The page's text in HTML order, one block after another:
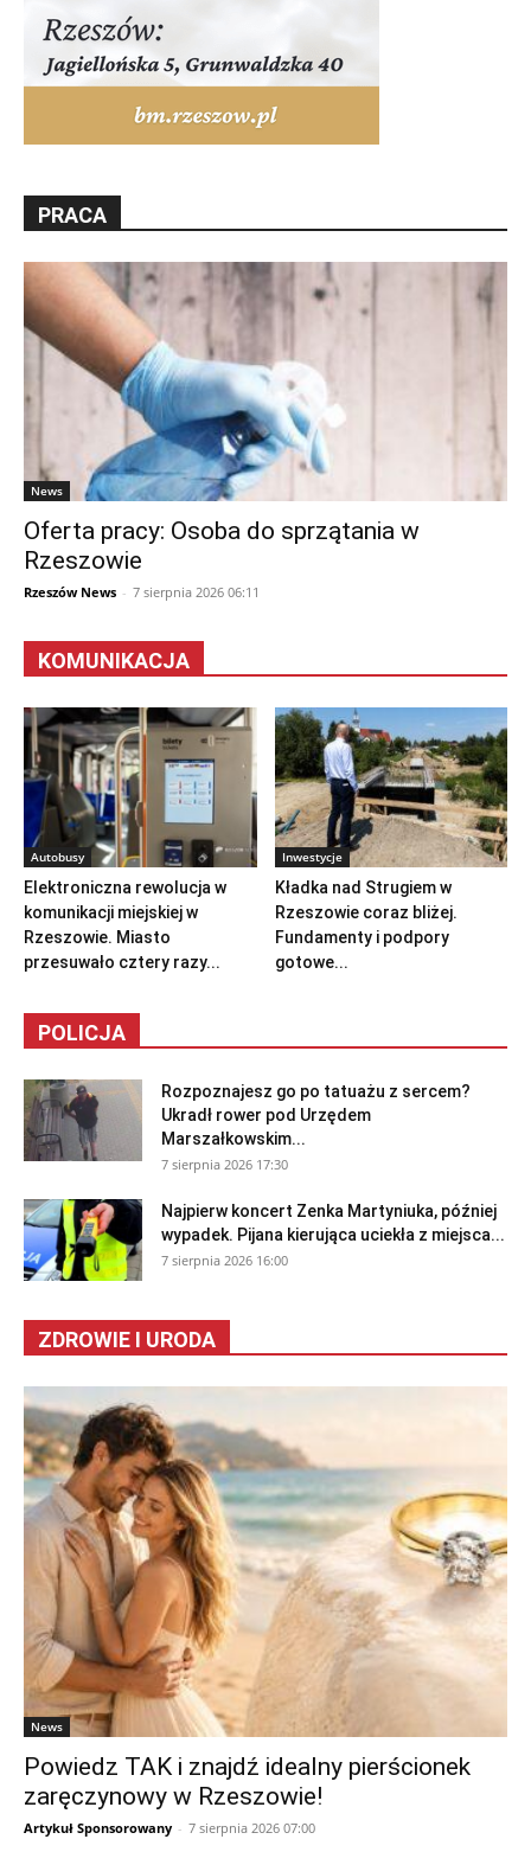
PRACA
News
Oferta pracy: Osoba do sprzątania w
Rzeszowie
Rzeszów News - 7 sierpnia 2026 06:11
KOMUNIKACJA
Autobusy
Elektroniczna rewolucja w
komunikacji miejskiej w
Rzeszowie. Miasto
przesuwało cztery razy...
Inwestycje
Kładka nad Strugiem w
Rzeszowie coraz bliżej.
Fundamenty i podpory
gotowe...
POLICJA
Rozpoznajesz go po tatuażu z sercem?
Ukradł rower pod Urzędem
Marszałkowskim...
7 sierpnia 2026 17:30
Najpierw koncert Zenka Martyniuka, później
wypadek. Pijana kierująca uciekła z miejsca...
7 sierpnia 2026 16:00
ZDROWIE I URODA
News
Powiedz TAK i znajdź idealny pierścionek
zaręczynowy w Rzeszowie!
Artykuł Sponsorowany - 7 sierpnia 2026 07:00